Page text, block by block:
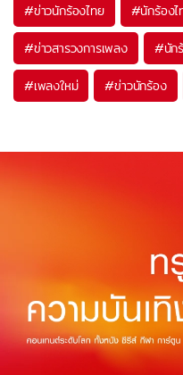
#ข่าวนักร้องไทย #นักร้อง
#ข่าวสารวงการเพลง #นัก
#เพลงใหม่ #ข่าวนักร้อง